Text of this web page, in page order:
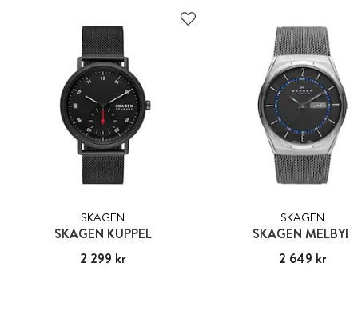
SKAGEN
SKAGEN KUPPEL
Pris :2 299 kr
2 299 kr
SKAGEN
SKAGEN MELBYE
Pris :2 649 kr
2 649 kr